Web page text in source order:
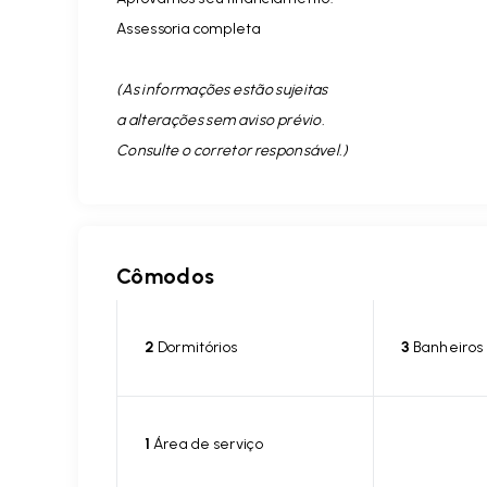
Assessoria completa
(As informações estão sujeitas
a alterações sem aviso prévio.
Consulte o corretor responsável. )
Cômodos
2 Dormitórios 3 Banheiros
1 Área de serviço